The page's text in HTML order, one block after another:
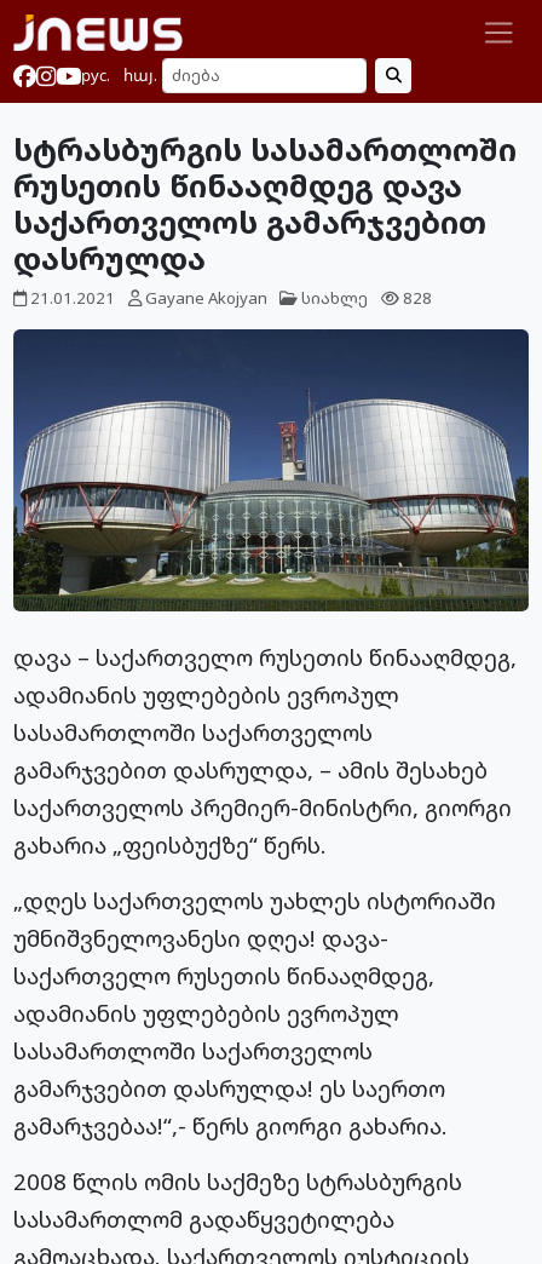
рус. հայ.
სტრასბურგის სასამართლოში
რუსეთის წინააღმდეგ დავა
საქართველოს გამარჯვებით
დასრულდა
21.01.2021 Gayane Akojyan სიახლე 828
დავა – საქართველო რუსეთის წინააღმდეგ,
ადამიანის უფლებების ევროპულ
სასამართლოში საქართველოს
გამარჯვებით დასრულდა, – ამის შესახებ
საქართველოს პრემიერ-მინისტრი, გიორგი
გახარია „ფეისბუქზე“ წერს.
„დღეს საქართველოს უახლეს ისტორიაში
უმნიშვნელოვანესი დღეა! დავა-
საქართველო რუსეთის წინააღმდეგ,
ადამიანის უფლებების ევროპულ
სასამართლოში საქართველოს
გამარჯვებით დასრულდა! ეს საერთო
გამარჯვებაა!“,- წერს გიორგი გახარია.
2008 წლის ომის საქმეზე სტრასბურგის
სასამართლომ გადაწყვეტილება
გამოაცხადა. საქართველოს იუსტიციის